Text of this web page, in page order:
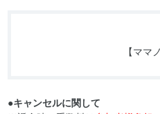
【ママ
●キャンセルに関して